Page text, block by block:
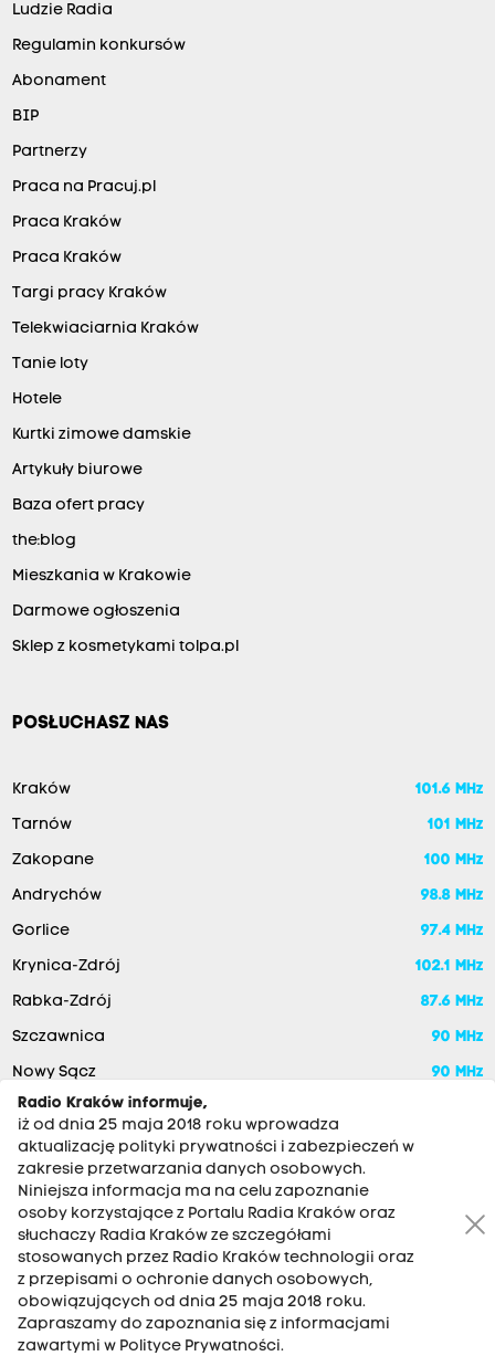
Ludzie Radia
Regulamin konkursów
Abonament
BIP
Partnerzy
Praca na Pracuj.pl
Praca Kraków
Praca Kraków
Targi pracy Kraków
Telekwiaciarnia Kraków
Tanie loty
Hotele
Kurtki zimowe damskie
Artykuły biurowe
Baza ofert pracy
the:blog
Mieszkania w Krakowie
Darmowe ogłoszenia
Sklep z kosmetykami tolpa.pl
POSŁUCHASZ NAS
Kraków 101.6 MHz
Tarnów 101 MHz
Zakopane 100 MHz
Andrychów 98.8 MHz
Gorlice 97.4 MHz
Krynica-Zdrój 102.1 MHz
Rabka-Zdrój 87.6 MHz
Szczawnica 90 MHz
Nowy Sącz 90 MHz
RADIO KRAKÓW SA. Aleja Juliusza Słowackiego 22, 30-007
Kraków
Antena: 12 200 33 33
Radio Kraków informuje,
iż od dnia 25 maja 2018 roku wprowadza
aktualizację polityki prywatności i zabezpieczeń w
zakresie przetwarzania danych osobowych.
Niniejsza informacja ma na celu zapoznanie
osoby korzystające z Portalu Radia Kraków oraz
słuchaczy Radia Kraków ze szczegółami
stosowanych przez Radio Kraków technologii oraz
z przepisami o ochronie danych osobowych,
obowiązujących od dnia 25 maja 2018 roku.
Zapraszamy do zapoznania się z informacjami
zawartymi w Polityce Prywatności.